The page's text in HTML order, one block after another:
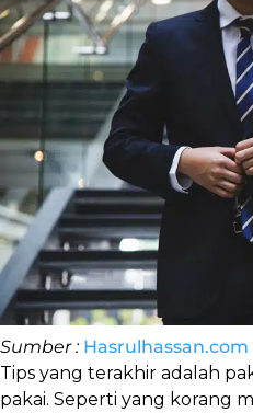
Sumber : Hasrulhassan.com
Tips yang terakhir adalah
pakai. Seperti yang korang